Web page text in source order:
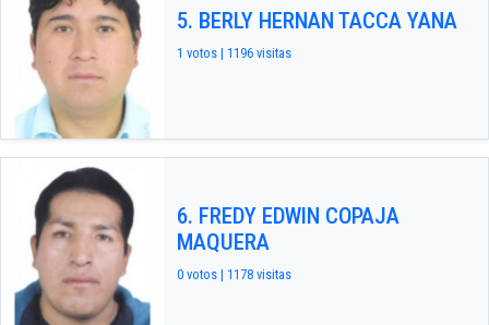
5. BERLY HERNAN TACCA YANA
1 votos | 1196 visitas
6. FREDY EDWIN COPAJA
MAQUERA
0 votos | 1178 visitas